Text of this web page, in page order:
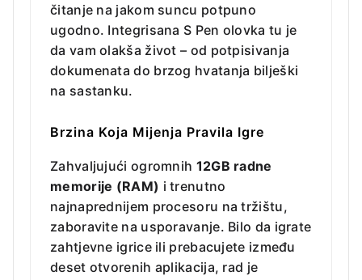
čitanje na jakom suncu potpuno
ugodno. Integrisana S Pen olovka tu je
da vam olakša život – od potpisivanja
dokumenata do brzog hvatanja bilješki
na sastanku.
Brzina Koja Mijenja Pravila Igre
Zahvaljujući ogromnih 12GB radne
memorije (RAM) i trenutno
najnaprednijem procesoru na tržištu,
zaboravite na usporavanje. Bilo da igrate
zahtjevne igrice ili prebacujete između
deset otvorenih aplikacija, rad je